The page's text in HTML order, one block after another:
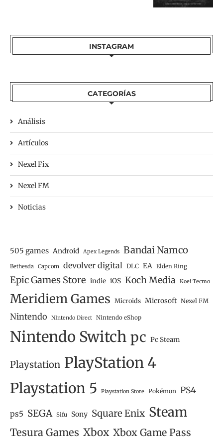
INSTAGRAM
CATEGORÍAS
Análisis
Artículos
Nexel Fix
Nexel FM
Noticias
505 games Android Apex Legends Bandai Namco
Bethesda Capcom devolver digital DLC EA Elden Ring
Epic Games Store indie iOS Koch Media Koei Tecmo
Meridiem Games Microids Microsoft Nexel FM
Nintendo NIntendo Direct Nintendo eShop
Nintendo Switch pc Pc Steam
Playstation PlayStation 4
Playstation 5 Playstation Store Pokémon PS4
ps5 SEGA Sifu Sony Square Enix Steam
Tesura Games Xbox Xbox Game Pass